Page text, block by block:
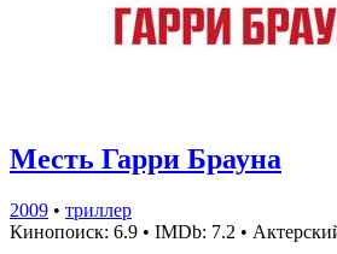
Месть Гарри Брауна
2009 • триллер
Кинопоиск: 6.9 • IMDb: 7.2 •